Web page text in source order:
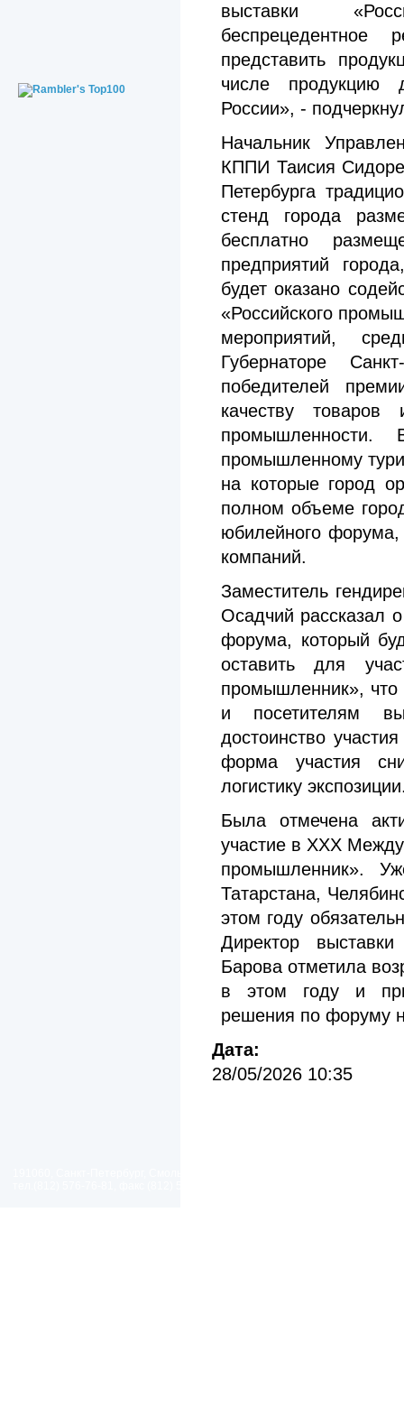
выставки
беспрецедентное
представить
числе продукцию
России», -
Начальник
КППИ Таисия
Петербурга
стенд города
бесплатно
предприятий
будет оказано
«Российского
мероприятий,
Губернаторе
победителей
качеству
промышленному
на которые город
полном объеме
юбилейного
компаний.
Заместитель
Осадчий рассказал
форума, который
оставить для
промышленник», что
и посетителям
достоинство
форма участия
логистику
Была отмечена
участие в XXX
промышленник».
Татарстана,
этом году
Директор
Барова отметила
в этом году и
решения по форуму
Дата:
28/05/2026 10:35